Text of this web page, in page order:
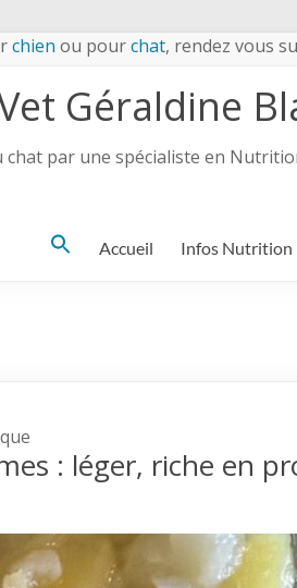
chien ou pourchat, rendez vous
Géraldine
chat par une spécialiste en
Search Accueil Infos Nutrition
: léger, riche en